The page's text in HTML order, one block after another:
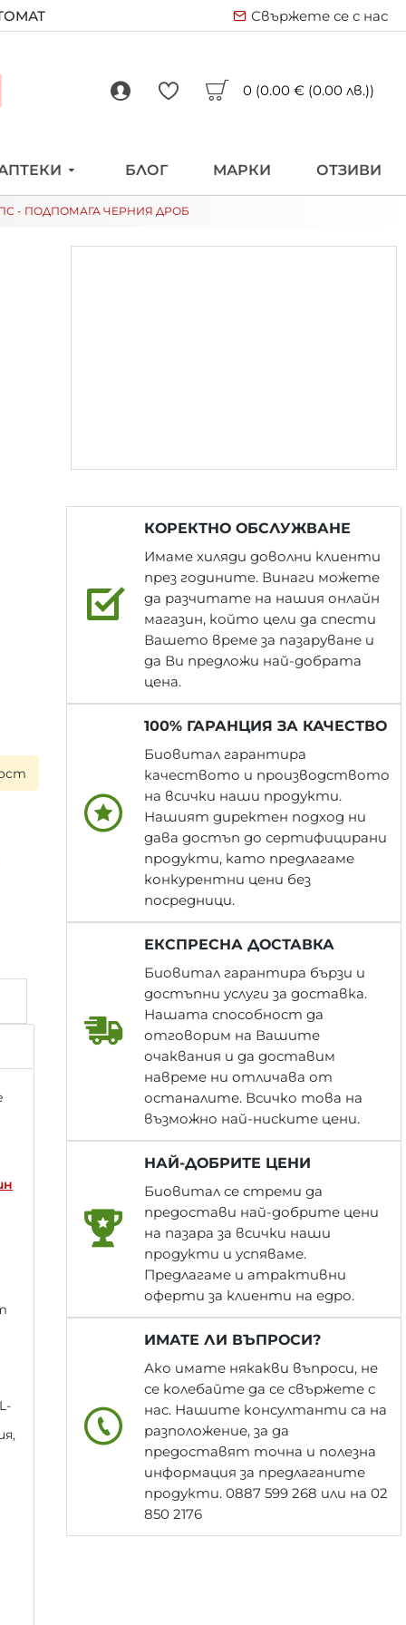
Свържете се с нас
0 (0.00 € (0.00 лв.))
БЛОГ МАРКИ ОТЗИВИ
КАПС - ПОДПОМАГА ЧЕРНИЯ ДРОБ
следващия работен ден при поръчка до 17:00 ч. ▪
КОРЕКТНО ОБСЛУЖВАНЕ
Имаме хиляди доволни клиенти
през годините. Винаги можете
да разчитате на нашия онлайн
магазин, който цели да спести
Вашето време за пазаруване и
да Ви предложи най-добрата
цена.
100% ГАРАНЦИЯ ЗА КАЧЕСТВО
Биовитал гарантира
качеството и производството
на всички наши продукти.
Нашият директен подход ни
дава достъп до сертифицирани
продукти, като предлагаме
конкурентни цени без
посредници.
ЕКСПРЕСНА ДОСТАВКА
Биовитал гарантира бързи и
достъпни услуги за доставка.
Нашата способност да
отговорим на Вашите
очаквания и да доставим
навреме ни отличава от
останалите. Всичко това на
възможно най-ниските цени.
НАЙ-ДОБРИТЕ ЦЕНИ
Биовитал се стреми да
предостави най-добрите цени
на пазара за всички наши
продукти и успяваме.
Предлагаме и атрактивни
оферти за клиенти на едро.
ИМАТЕ ЛИ ВЪПРОСИ?
Ако имате някакви въпроси, не
се колебайте да се свържете с
нас. Нашите консултанти са на
разположение, за да
предоставят точна и полезна
информация за предлаганите
продукти. 0887 599 268 или на 02
850 2176